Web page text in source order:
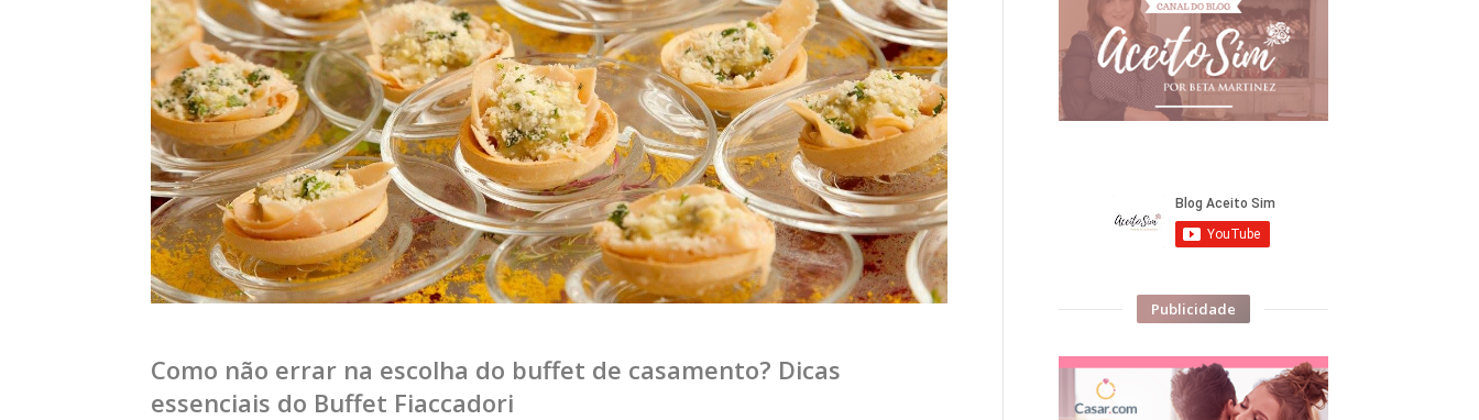
Como não errar na escolha do buffet de casamento? Dicas
essenciais do Buffet Fiaccadori
Publicidade